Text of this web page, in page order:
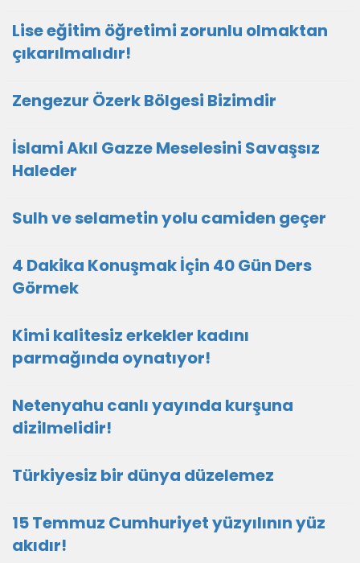
Lise eğitim öğretimi zorunlu olmaktan
çıkarılmalıdır!
Zengezur Özerk Bölgesi Bizimdir
İslami Akıl Gazze Meselesini Savaşsız
Haleder
Sulh ve selametin yolu camiden geçer
4 Dakika Konuşmak İçin 40 Gün Ders
Görmek
Kimi kalitesiz erkekler kadını
parmağında oynatıyor!
Netenyahu canlı yayında kurşuna
dizilmelidir!
Türkiyesiz bir dünya düzelemez
15 Temmuz Cumhuriyet yüzyılının yüz
akıdır!